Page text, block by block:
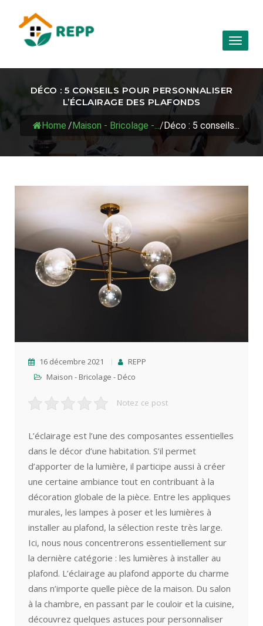
Toggle
DÉCO : 5 CONSEILS POUR PERSONNALISER
L’ÉCLAIRAGE DES PLAFONDS
Home /Maison - Bricolage -.../Déco : 5 conseils...
16 décembre 2021
REPP
Maison - Bricolage - Déco
Notez ce post
L’éclairage est l’une des composantes essentielles
dans le décor d’une habitation. S’il permet
d’apporter de la lumière, il participe aussi à créer
une certaine ambiance tout en contribuant à la
décoration globale de la pièce. Entre les appliques
murales, les lampes à poser et les lumières à
installer au plafond, la sélection reste très large.
Ici, nous nous concentrerons essentiellement sur
la dernière catégorie : les lumières à installer au
plafond. L’éclairage au plafond apporte du charme
dans n’importe quelle pièce de la maison. Du salon
à la chambre, en passant par le couloir et la cuisine,
découvrez quelques astuces pour personnaliser